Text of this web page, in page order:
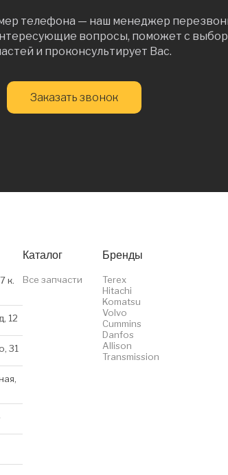
телефона — наш менеджер
вопросы, поможет с
и проконсультирует Вас.
Заказать звонок
к.
12
31
Каталог
Все запчасти
Бренды
Terex
Hitachi
Komatsu
Volvo
Cummins
Danfos
Allison
Transmission